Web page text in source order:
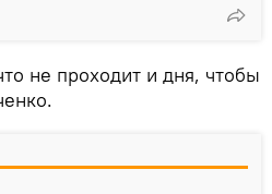
не проходит и дня, чтобы